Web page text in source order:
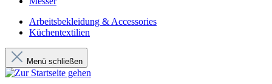
Arbeitsbekleidung & Accessories
Küchentextilien
Menü schließen